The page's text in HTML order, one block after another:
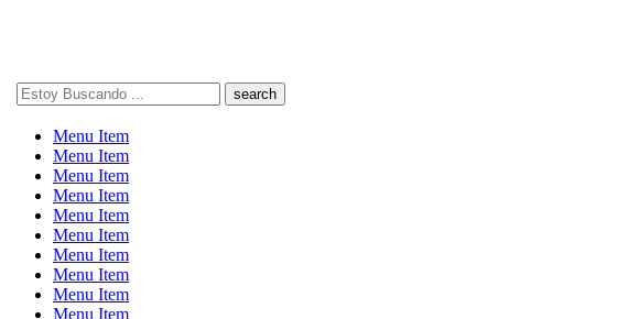
Search
here
Menu Item
Menu Item
Menu Item
Menu Item
Menu Item
Menu Item
Menu Item
Menu Item
Menu Item
Menu Item